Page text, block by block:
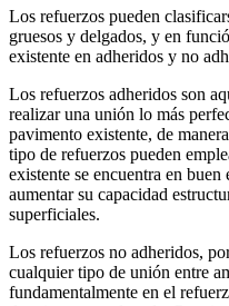
Los refuerzos pueden
gruesos y delgados, y en
existente en adheridos y no
Los refuerzos adheridos son
realizar una unión lo más
pavimento existente, de
tipo de refuerzos pueden
existente se encuentra en
aumentar su capacidad
superficiales.
Los refuerzos no adheridos,
cualquier tipo de unión entre
fundamentalmente en el